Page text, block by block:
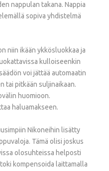
nappulan takana. Nappia
sopiva yhdistelmä
niin ikään ykkösluokkaa ja
kulloiseenkin
voi jättää automaatin
tai pitkään suljinaikaan.
huomioon.
haluamakseen.
Nikoneihin lisätty
Tämä olisi joskus
olosuhteissa helposti
kompensoida laittamalla